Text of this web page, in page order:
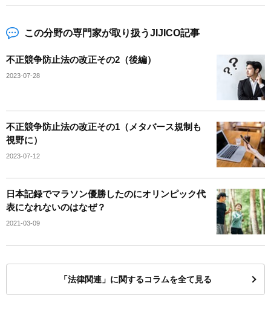
この分野の専門家が取り扱うJIJICO記事
不正競争防止法の改正その2（後編）
2023-07-28
不正競争防止法の改正その1（メタバース規制も
視野に）
2023-07-12
日本記録でマラソン優勝したのにオリンピック代
表になれないのはなぜ？
2021-03-09
「法律関連」に関するコラムを全て見る